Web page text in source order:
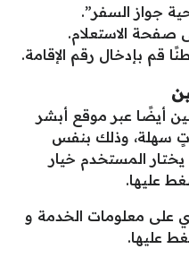
جواز السفر”.
صفحة الاستعلام.
قم بإدخال رقم الإقامة.
أيضًا عبر موقع أبشر
سهلة، وذلك بنفس
المستخدم خيار
عليها.
معلومات الخدمة و
عليها.